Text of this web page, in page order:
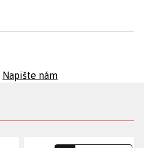
Napište nám